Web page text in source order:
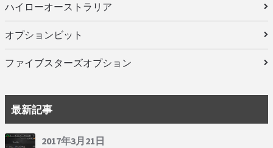
ハイローオーストラリア
オプションビット
ファイブスターズオプション
最新記事
2017年3月21日